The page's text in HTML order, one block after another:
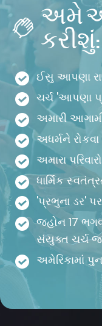
અમે આ
કરીશું:
ઈસુ આપણા
ચર્ચ 'આપણા
અમારી
અધર્મને
અમારા
ધાર્મિક
'પ્રભુના ડર'
જ્હોન 17
સંયુક્ત ચર્ચ જ
અમેરિકામાં